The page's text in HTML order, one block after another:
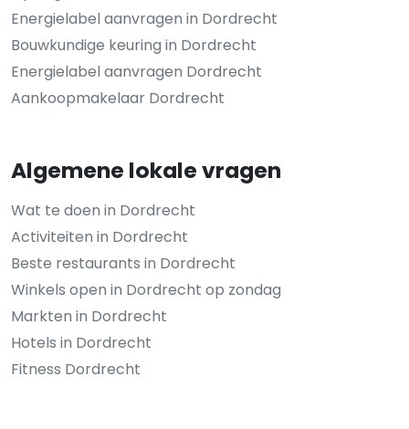
Energielabel aanvragen in Dordrecht
Bouwkundige keuring in Dordrecht
Energielabel aanvragen Dordrecht
Aankoopmakelaar Dordrecht
Algemene lokale vragen
Wat te doen in Dordrecht
Activiteiten in Dordrecht
Beste restaurants in Dordrecht
Winkels open in Dordrecht op zondag
Markten in Dordrecht
Hotels in Dordrecht
Fitness Dordrecht